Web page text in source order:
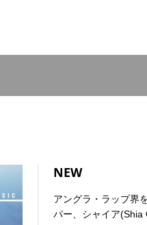
NEW
アングラ・ラップ界
パー、シャイア(Shia